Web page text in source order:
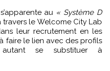
au « Système D
le Welcome City Lab
leur recrutement en les
faire le lien avec des profils
autant se substituer à